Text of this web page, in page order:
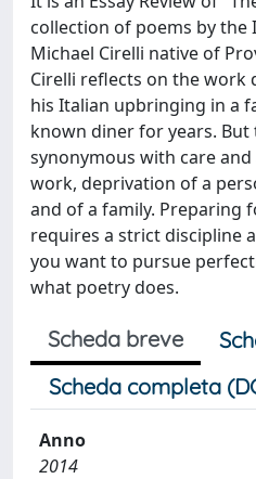
collection of poems by the
Michael Cirelli native of
Cirelli reflects on the work
his Italian upbringing in a
known diner for years.
synonymous with care
work, deprivation of a
and of a family. Preparing
requires a strict discipline
you want to pursue
what poetry does.
Scheda breve
Scheda completa
Anno
2014